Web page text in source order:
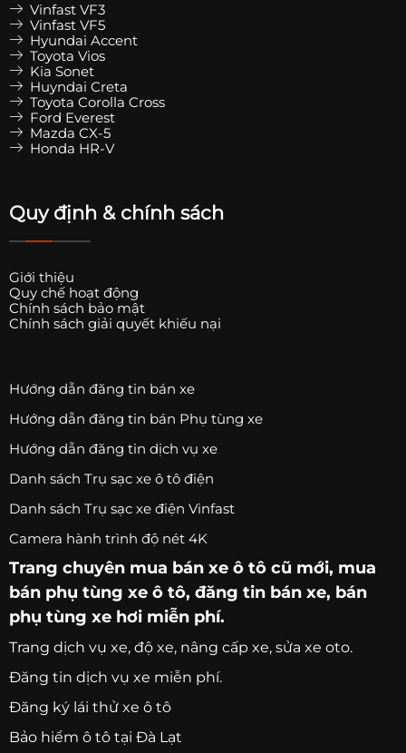
Vinfast VF3
Vinfast VF5
Hyundai Accent
Toyota Vios
Kia Sonet
Huyndai Creta
Toyota Corolla Cross
Ford Everest
Mazda CX-5
Honda HR-V
Quy định & chính sách
Giới thiệu
Quy chế hoạt động
Chính sách bảo mật
Chính sách giải quyết khiếu nại
Hướng dẫn đăng tin bán xe
Hướng dẫn đăng tin bán Phụ tùng xe
Hướng dẫn đăng tin dịch vụ xe
Danh sách Trụ sạc xe ô tô điện
Danh sách Trụ sạc xe điện Vinfast
Camera hành trình độ nét 4K
Trang chuyên mua bán xe ô tô cũ mới, mua
bán phụ tùng xe ô tô, đăng tin bán xe, bán
phụ tùng xe hơi miễn phí.
Trang dịch vụ xe, độ xe, nâng cấp xe, sửa xe oto.
Đăng tin dịch vụ xe miễn phí.
Đăng ký lái thử xe ô tô
Bảo hiểm ô tô tại Đà Lạt